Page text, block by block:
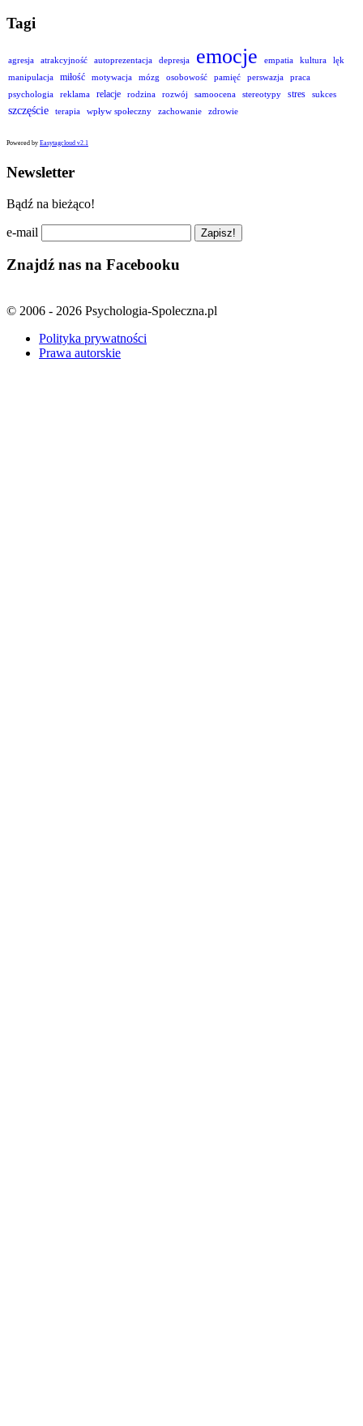
Tagi
agresja atrakcyjność autoprezentacja depresja emocje empatia kultura
lęk
manipulacja
miłość motywacja mózg osobowość pamięć perswazja
praca
psychologia
reklama relacje rodzina rozwój samoocena stereotypy stres sukces
szczęście terapia wpływ społeczny zachowanie zdrowie
Powered by Easytagcloud v2.1
Newsletter
Bądź na bieżąco!
e-mail
Znajdź nas na Facebooku
© 2006 - 2026 Psychologia-Spoleczna.pl
Polityka prywatności
Prawa autorskie